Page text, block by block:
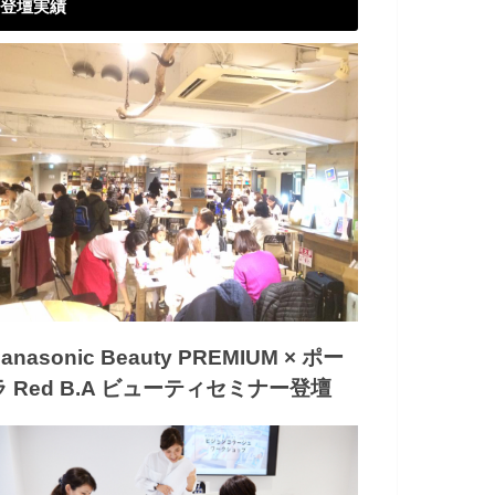
登壇実績
Beauty PREMIUM × ポー
Red B.A ビューティセミナー登壇